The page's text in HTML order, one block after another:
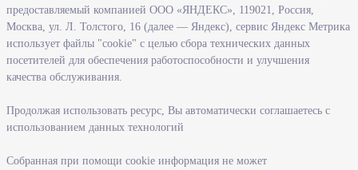
Деятельность министерства труда и социального развития
Новосибирской области
Контрольно-надзорная деятельность министерства
Государственные программы, реализуемые министерством
Службы и учреждения, подведомственные министерству
Поступление на государственную гражданскую службу
предоставляемый компанией ООО «ЯНДЕКС», 119021, Россия,
Москва, ул. Л. Толстого, 16 (далее — Яндекс), сервис Яндекс Метрика
использует файлы "cookie" с целью сбора технических данных
посетителей для обеспечения работоспособности и улучшения
качества обслуживания.
Продолжая использовать ресурс, Вы автоматически соглашаетесь с
использованием данных технологий
Собранная при помощи cookie информация не может